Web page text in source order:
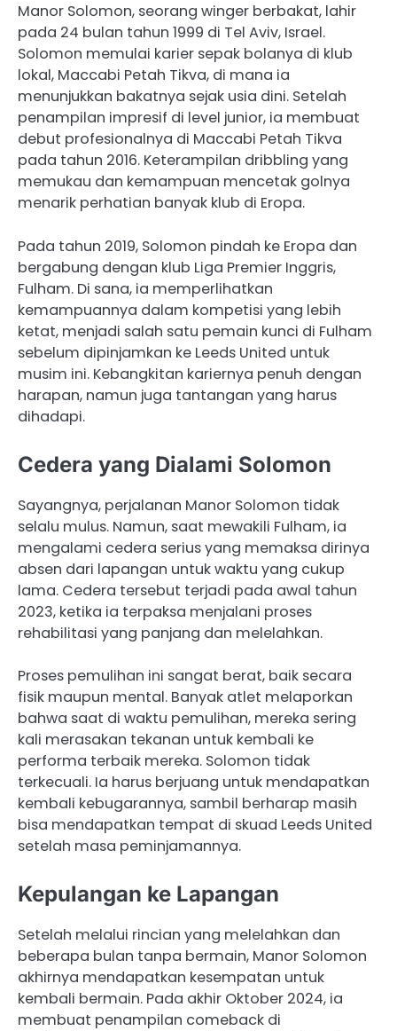
Manor Solomon, seorang winger berbakat, lahir
pada 24 bulan tahun 1999 di Tel Aviv, Israel.
Solomon memulai karier sepak bolanya di klub
lokal, Maccabi Petah Tikva, di mana ia
menunjukkan bakatnya sejak usia dini. Setelah
penampilan impresif di level junior, ia membuat
debut profesionalnya di Maccabi Petah Tikva
pada tahun 2016. Keterampilan dribbling yang
memukau dan kemampuan mencetak golnya
menarik perhatian banyak klub di Eropa.
Pada tahun 2019, Solomon pindah ke Eropa dan
bergabung dengan klub Liga Premier Inggris,
Fulham. Di sana, ia memperlihatkan
kemampuannya dalam kompetisi yang lebih
ketat, menjadi salah satu pemain kunci di Fulham
sebelum dipinjamkan ke Leeds United untuk
musim ini. Kebangkitan kariernya penuh dengan
harapan, namun juga tantangan yang harus
dihadapi.
Cedera yang Dialami Solomon
Sayangnya, perjalanan Manor Solomon tidak
selalu mulus. Namun, saat mewakili Fulham, ia
mengalami cedera serius yang memaksa dirinya
absen dari lapangan untuk waktu yang cukup
lama. Cedera tersebut terjadi pada awal tahun
2023, ketika ia terpaksa menjalani proses
rehabilitasi yang panjang dan melelahkan.
Proses pemulihan ini sangat berat, baik secara
fisik maupun mental. Banyak atlet melaporkan
bahwa saat di waktu pemulihan, mereka sering
kali merasakan tekanan untuk kembali ke
performa terbaik mereka. Solomon tidak
terkecuali. Ia harus berjuang untuk mendapatkan
kembali kebugarannya, sambil berharap masih
bisa mendapatkan tempat di skuad Leeds United
setelah masa peminjamannya.
Kepulangan ke Lapangan
Setelah melalui rincian yang melelahkan dan
beberapa bulan tanpa bermain, Manor Solomon
akhirnya mendapatkan kesempatan untuk
kembali bermain. Pada akhir Oktober 2024, ia
membuat penampilan comeback di